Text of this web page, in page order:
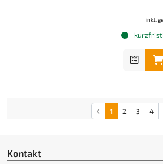
inkl.
1 2 3 4
Kontakt